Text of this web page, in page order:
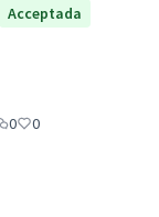
Acceptada
0
0